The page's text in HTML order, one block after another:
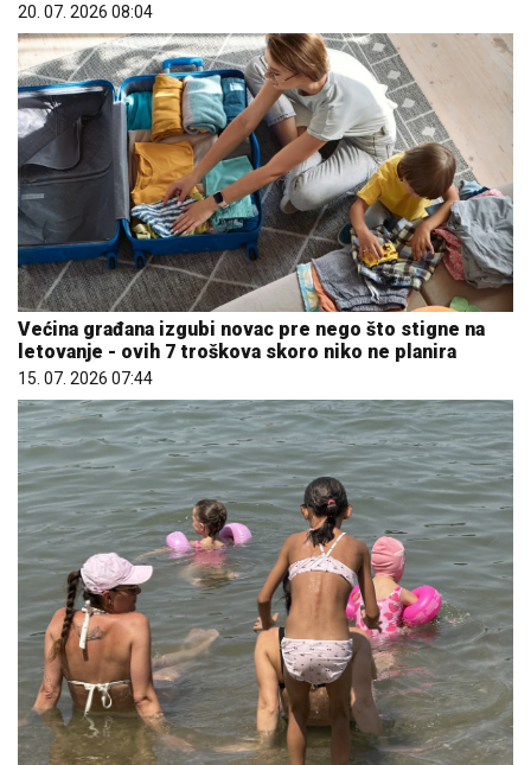
20. 07. 2026 08:04
Većina građana izgubi novac pre nego što stigne na
letovanje - ovih 7 troškova skoro niko ne planira
15. 07. 2026 07:44